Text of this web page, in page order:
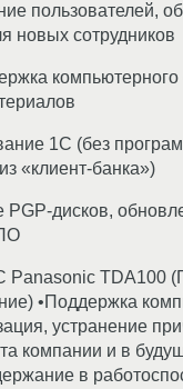
пользователей,
новых сотрудников
1С (без
«клиент-банка»)
PGP-дисков,
Panasonic TDA100
•Поддержка
устранение
компании и в
в